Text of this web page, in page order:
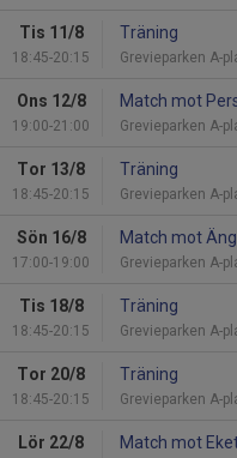
Tis 11/8
18:45-20:15
Träning
Grevieparken A-
Ons 12/8
19:00-21:00
Match mot
Grevieparken A-
Tor 13/8
18:45-20:15
Träning
Grevieparken A-
Sön 16/8
17:00-19:00
Match mot
Grevieparken A-
Tis 18/8
18:45-20:15
Träning
Grevieparken A-
Tor 20/8
18:45-20:15
Träning
Grevieparken A-
Lör 22/8 Match mot